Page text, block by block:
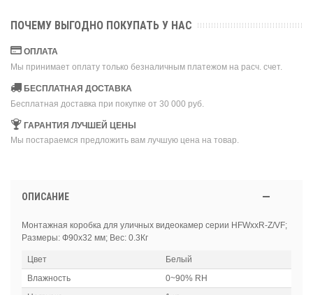
ПОЧЕМУ ВЫГОДНО ПОКУПАТЬ У НАС
ОПЛАТА
Мы принимает оплату только безналичным платежом на расч. счет.
БЕСПЛАТНАЯ ДОСТАВКА
Бесплатная доставка при покупке от 30 000 руб.
ГАРАНТИЯ ЛУЧШЕЙ ЦЕНЫ
Мы постараемся предложить вам лучшую цена на товар.
ОПИСАНИЕ
Монтажная коробка для уличных видеокамер серии HFWxxR-Z/VF;
Размеры: Ф90x32 мм; Вес: 0.3Кг
Цвет
Белый
Влажность
0~90% RH